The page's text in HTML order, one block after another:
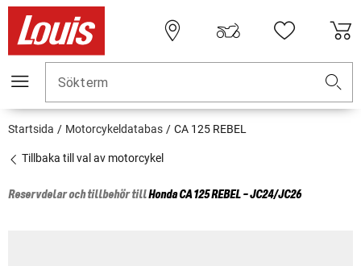
Sökterm
Startsida Motorcykeldatabas CA 125 REBEL
Tillbaka till val av motorcykel
Reservdelar och tillbehör tillHondaCA 125 REBEL - JC24/JC26